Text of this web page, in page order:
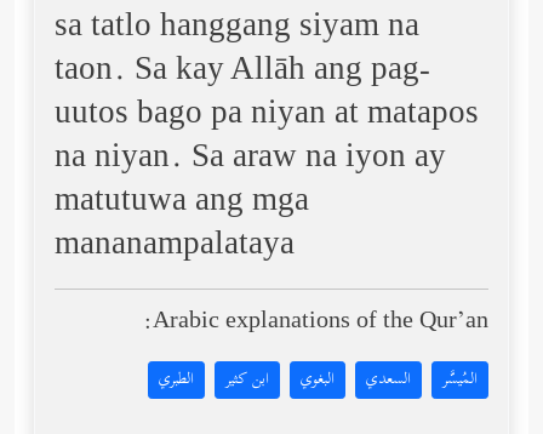
sa tatlo hanggang siyam na
taon. Sa kay Allāh ang pag-
uutos bago pa niyan at matapos
na niyan. Sa araw na iyon ay
matutuwa ang mga
mananampalataya
Arabic explanations of the Qur’an:
المُيسَّر السعدي البغوي ابن كثير الطبري